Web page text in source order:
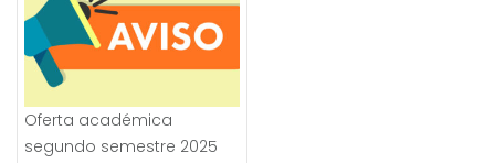
Oferta académica
segundo semestre 2025